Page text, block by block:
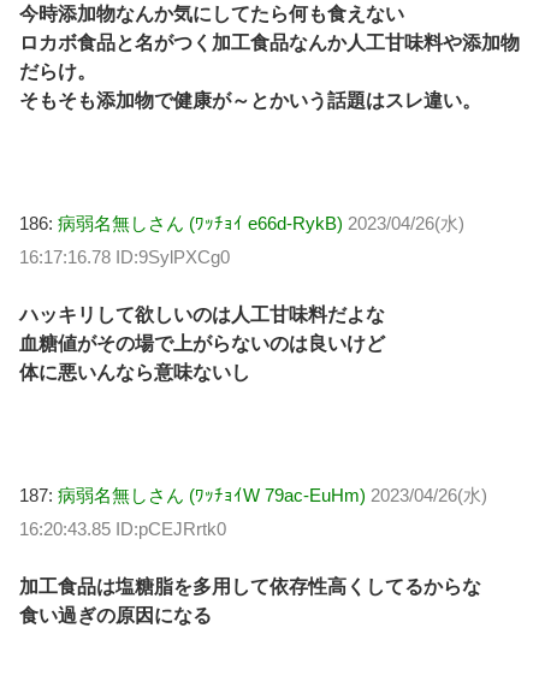
今時添加物なんか気にしてたら何も食えない
ロカボ食品と名がつく加工食品なんか人工甘味料や添加物
だらけ。
そもそも添加物で健康が～とかいう話題はスレ違い。
186: 病弱名無しさん (ﾜｯﾁｮｲ e66d-RykB) 2023/04/26(水)
16:17:16.78 ID:9SylPXCg0
ハッキリして欲しいのは人工甘味料だよな
血糖値がその場で上がらないのは良いけど
体に悪いんなら意味ないし
187: 病弱名無しさん (ﾜｯﾁｮｲW 79ac-EuHm) 2023/04/26(水)
16:20:43.85 ID:pCEJRrtk0
加工食品は塩糖脂を多用して依存性高くしてるからな
食い過ぎの原因になる